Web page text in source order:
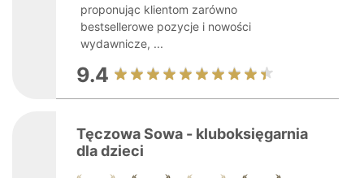
proponując klientom zarówno
bestsellerowe pozycje i nowości
wydawnicze, ...
9.4
Tęczowa Sowa - kluboksięgarnia
dla dzieci